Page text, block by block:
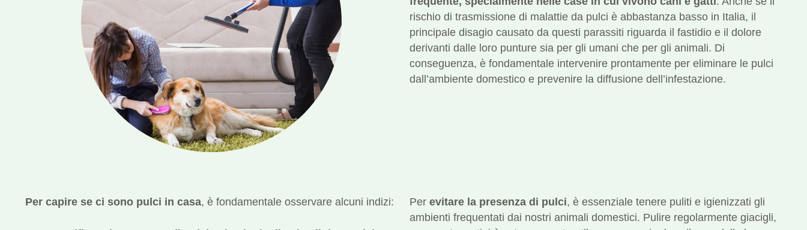
rischio di trasmissione di malattie da pulci è abbastanza basso in Italia, il
principale disagio causato da questi parassiti riguarda il fastidio e il dolore
derivanti dalle loro punture sia per gli umani che per gli animali. Di
conseguenza, è fondamentale intervenire prontamente per eliminare le pulci
dall’ambiente domestico e prevenire la diffusione dell’infestazione.
Per capire se ci sono pulci in casa, è fondamentale osservare alcuni indizi: Per evitare la presenza di pulci, è essenziale tenere puliti e igienizzati gli
ambienti frequentati dai nostri animali domestici. Pulire regolarmente giacigli,